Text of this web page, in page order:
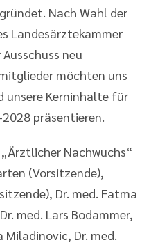
Nach Wahl der
Landesärztekammer
neu
möchten uns
unsere Kerninhalte für
präsentieren.
Nachwuchs“
(Vorsitzende),
Dr. med. Fatma
med. Lars Bodammer,
Miladinovic, Dr. med.